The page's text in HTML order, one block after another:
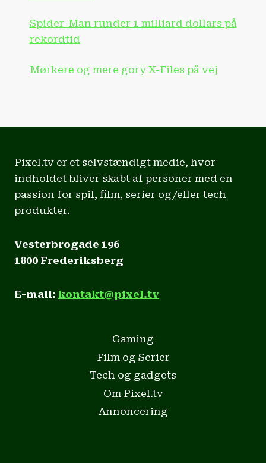
Spider-Man runder 1 milliard dollars på
rekordtid
Mørkere og mere gory X-Files på vej
Pixel.tv er et selvstændigt medie, hvor
indholdet bliver skabt af personer med en
passion for spil, film, serier og/eller tech
produkter.
Vesterbrogade 196
1800 Frederiksberg
E-mail: kontakt@pixel.tv
Gaming
Film og Serier
Tech og gadgets
Om Pixel.tv
Annoncering